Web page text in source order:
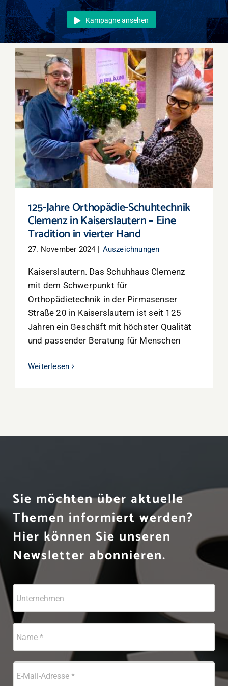
Events
Überregional
Jobs
Newsletter
Kontakt
Kampagne ansehen
125-Jahre Orthopädie-Schuhtechnik Clemenz
in Kaiserslautern – Eine Tradition in vierter
Hand
125-Jahre Orthopädie-Schuhtechnik
Clemenz in Kaiserslautern – Eine
Tradition in vierter Hand
27. November 2024 Auszeichnungen
Kaiserslautern. Das Schuhhaus Clemenz
mit dem Schwerpunkt für
Orthopädietechnik in der Pirmasenser
Straße 20 in Kaiserslautern ist seit 125
Jahren ein Geschäft mit höchster Qualität
und passender Beratung für Menschen
Weiterlesen
Sie möchten über aktuelle
Themen informiert werden?
Hier können Sie unseren
Newsletter abonnieren.